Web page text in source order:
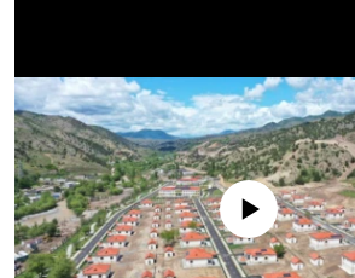
No media source currently